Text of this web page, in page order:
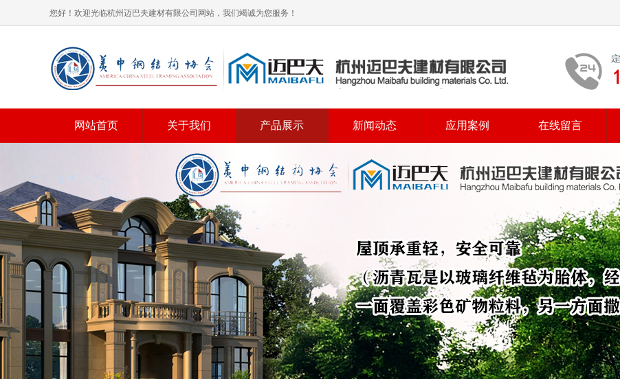
您好！欢迎光临杭州迈巴夫建材有限公司网站，我们竭诚为您服务！
网站首页 关于我们 产品展示 新闻动态 应用案例 在线留言